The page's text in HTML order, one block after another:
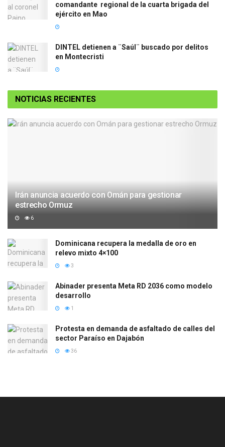
comandante regional de la cuarta brigada del
ejército en Mao
DINTEL detienen a ¨Saúl¨ buscado por delitos
en Montecristi
NOTICIAS RECIENTES
Irán anuncia acuerdo con Omán para gestionar
estrecho Ormuz
6
Dominicana recupera la medalla de oro en
relevo mixto 4×100
3
Abinader presenta Meta RD 2036 como modelo
desarrollo
1
Protesta en demanda de asfaltado de calles del
sector Paraíso en Dajabón
36